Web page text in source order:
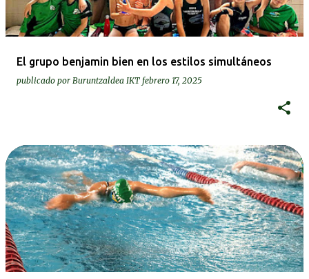
El grupo benjamin bien en los estilos simultáneos
publicado por Buruntzaldea IKT febrero 17, 2025